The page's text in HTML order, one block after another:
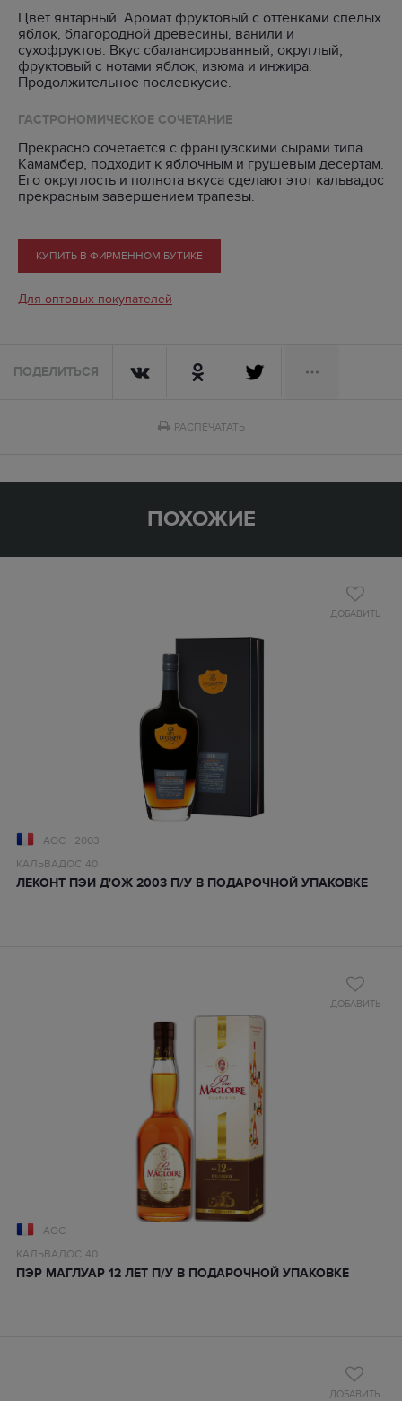
Цвет янтарный. Аромат фруктовый с оттенками спелых
яблок, благородной древесины, ванили и
сухофруктов. Вкус сбалансированный, округлый,
фруктовый с нотами яблок, изюма и инжира.
Продолжительное послевкусие.
ГАСТРОНОМИЧЕСКОЕ СОЧЕТАНИЕ
Прекрасно сочетается с французскими сырами типа
Камамбер, подходит к яблочным и грушевым десертам.
Его округлость и полнота вкуса сделают этот кальвадос
прекрасным завершением трапезы.
КУПИТЬ В ФИРМЕННОМ БУТИКЕ
Для оптовых покупателей
ПОДЕЛИТЬСЯ
РАСПЕЧАТАТЬ
ПОХОЖИЕ
ДОБАВИТЬ
AOC
2003
КАЛЬВАДОС 40
ЛЕКОНТ ПЭИ Д'ОЖ 2003 П/У В ПОДАРОЧНОЙ УПАКОВКЕ
ДОБАВИТЬ
AOC
КАЛЬВАДОС 40
ПЭР МАГЛУАР 12 ЛЕТ П/У В ПОДАРОЧНОЙ УПАКОВКЕ
ДОБАВИТЬ